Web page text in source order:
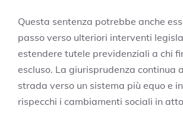
Questa sentenza potrebbe anche
passo verso ulteriori interventi
estendere tutele previdenziali a chi
escluso. La giurisprudenza continua
strada verso un sistema più equo e
rispecchi i cambiamenti sociali in